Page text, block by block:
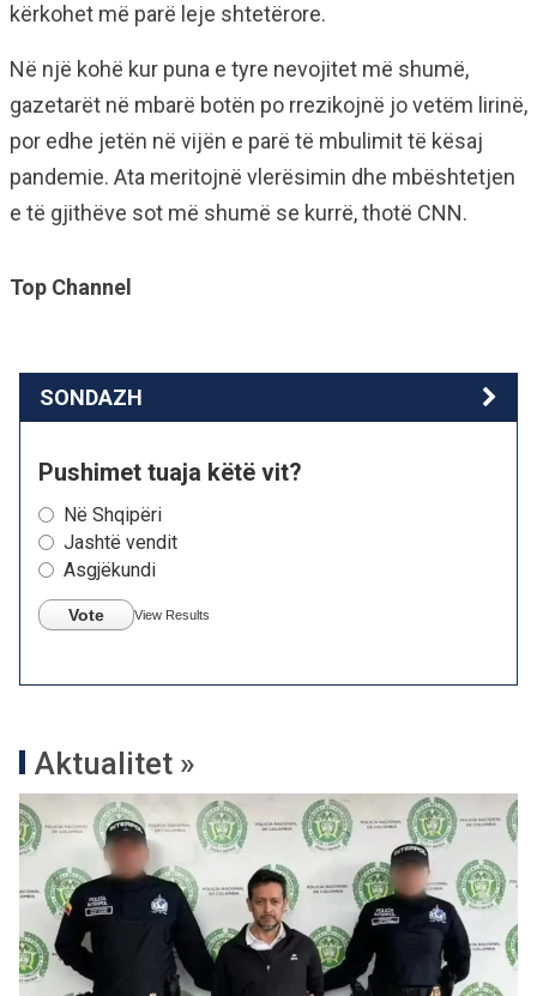
kërkohet më parë leje shtetërore.
Në një kohë kur puna e tyre nevojitet më shumë,
gazetarët në mbarë botën po rrezikojnë jo vetëm lirinë,
por edhe jetën në vijën e parë të mbulimit të kësaj
pandemie. Ata meritojnë vlerësimin dhe mbështetjen
e të gjithëve sot më shumë se kurrë, thotë CNN.
Top Channel
SONDAZH
Pushimet tuaja këtë vit?
Në Shqipëri
Jashtë vendit
Asgjëkundi
Vote View Results
Aktualitet »